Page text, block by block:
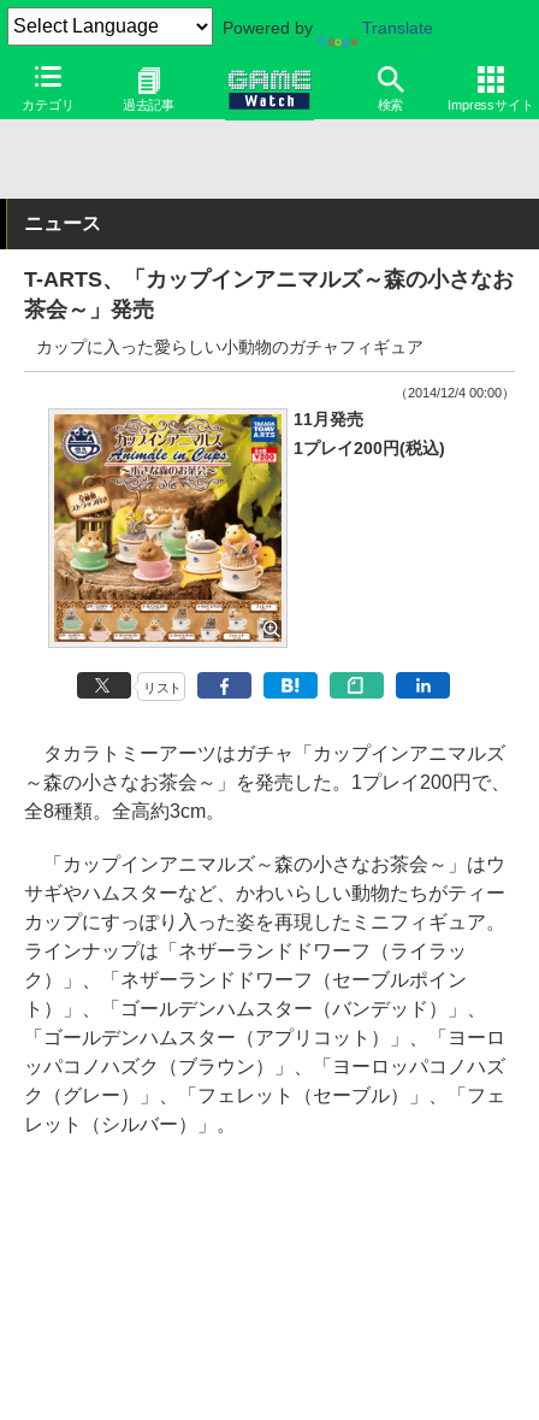
Powered by Translate
カテゴリ 過去記事 検索 Impressサイト
ニュース
T-ARTS、「カップインアニマルズ～森の小さなお
茶会～」発売
カップに入った愛らしい小動物のガチャフィギュア
（2014/12/4 00:00）
11月発売
1プレイ200円(税込)
リスト
タカラトミーアーツはガチャ「カップインアニマルズ
～森の小さなお茶会～」を発売した。1プレイ200円で、
全8種類。全高約3cm。
「カップインアニマルズ～森の小さなお茶会～」はウ
サギやハムスターなど、かわいらしい動物たちがティー
カップにすっぽり入った姿を再現したミニフィギュア。
ラインナップは「ネザーランドドワーフ（ライラッ
ク）」、「ネザーランドドワーフ（セーブルポイン
ト）」、「ゴールデンハムスター（バンデッド）」、
「ゴールデンハムスター（アプリコット）」、「ヨーロ
ッパコノハズク（ブラウン）」、「ヨーロッパコノハズ
ク（グレー）」、「フェレット（セーブル）」、「フェ
レット（シルバー）」。